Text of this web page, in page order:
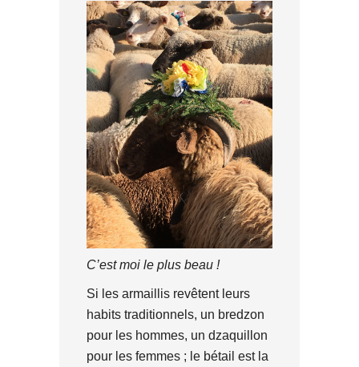
C’est moi le plus beau !
Si les armaillis revêtent leurs
habits traditionnels, un bredzon
pour les hommes, un dzaquillon
pour les femmes ; le bétail est la